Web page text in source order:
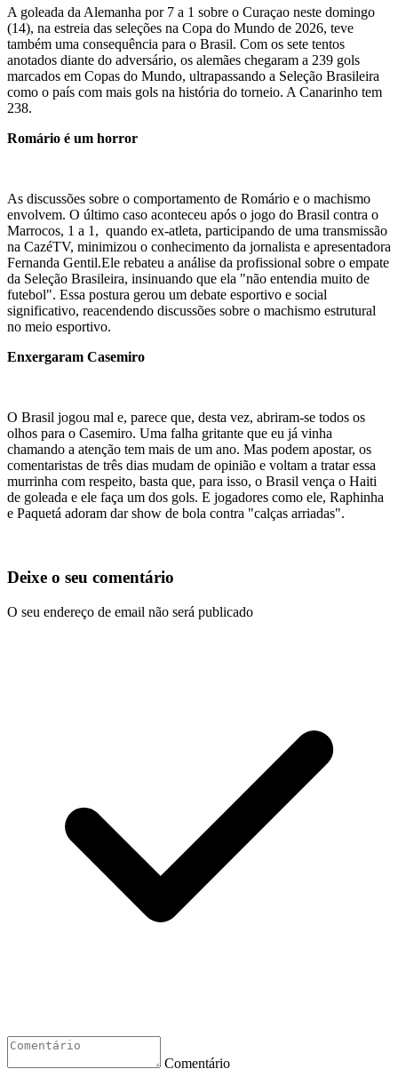
A goleada da Alemanha por 7 a 1 sobre o Curaçao neste domingo
(14), na estreia das seleções na Copa do Mundo de 2026, teve
também uma consequência para o Brasil. Com os sete tentos
anotados diante do adversário, os alemães chegaram a 239 gols
marcados em Copas do Mundo, ultrapassando a Seleção Brasileira
como o país com mais gols na história do torneio. A Canarinho tem
238.
Romário é um horror
As discussões sobre o comportamento de Romário e o machismo
envolvem. O último caso aconteceu após o jogo do Brasil contra o
Marrocos, 1 a 1, quando ex-atleta, participando de uma transmissão
na CazéTV, minimizou o conhecimento da jornalista e apresentadora
Fernanda Gentil.Ele rebateu a análise da profissional sobre o empate
da Seleção Brasileira, insinuando que ela "não entendia muito de
futebol". Essa postura gerou um debate esportivo e social
significativo, reacendendo discussões sobre o machismo estrutural
no meio esportivo.
Enxergaram Casemiro
O Brasil jogou mal e, parece que, desta vez, abriram-se todos os
olhos para o Casemiro. Uma falha gritante que eu já vinha
chamando a atenção tem mais de um ano. Mas podem apostar, os
comentaristas de três dias mudam de opinião e voltam a tratar essa
murrinha com respeito, basta que, para isso, o Brasil vença o Haiti
de goleada e ele faça um dos gols. E jogadores como ele, Raphinha
e Paquetá adoram dar show de bola contra "calças arriadas".
Deixe o seu comentário
O seu endereço de email não será publicado
Comentário